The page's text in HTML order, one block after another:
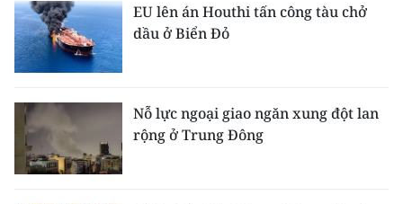
EU lên án Houthi tấn công tàu chở
dầu ở Biển Đỏ
Nỗ lực ngoại giao ngăn xung đột lan
rộng ở Trung Đông